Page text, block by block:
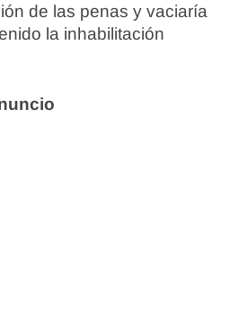
de las penas y vaciaría
la inhabilitación